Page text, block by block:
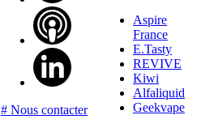
# Nous contacter
Aspire
France
E.Tasty
REVIVE
Kiwi
Alfaliquid
Geekvape